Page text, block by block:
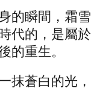
的瞬間，霜雪
代的，是屬於
的重生。
抹蒼白的光，